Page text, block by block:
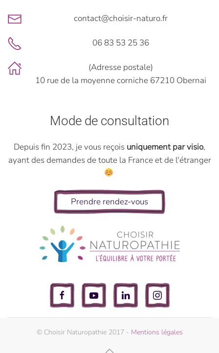
contact@choisir-naturo.fr
06 83 53 25 36
(Adresse postale)
10 rue de la moyenne corniche 67210 Obernai
Mode de consultation
Depuis fin 2023, je vous reçois uniquement par visio,
ayant des demandes de toute la France et de l'étranger
Prendre rendez-vous
© Choisir Naturopathie 2017 - Mentions légales